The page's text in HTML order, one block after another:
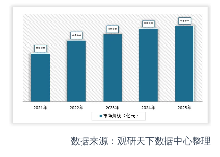
数据来源：观研天下数据中心整理